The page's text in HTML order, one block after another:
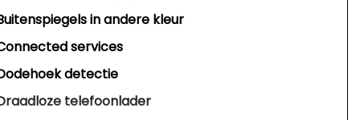
in andere kleur
services
detectie
telefoonlader